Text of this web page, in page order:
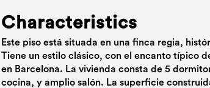
Characteristics
Este piso está situada en una finca regia,
Tiene un estilo clásico, con el encanto típico
en Barcelona. La vivienda consta de 5
cocina, y amplio salón. La superficie